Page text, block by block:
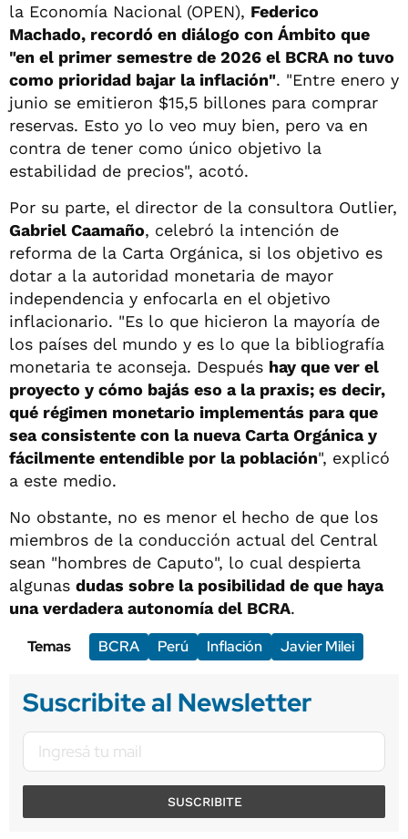
la Economía Nacional (OPEN), Federico
Machado, recordó en diálogo con Ámbito que
"en el primer semestre de 2026 el BCRA no tuvo
como prioridad bajar la inflación". "Entre enero y
junio se emitieron $15,5 billones para comprar
reservas. Esto yo lo veo muy bien, pero va en
contra de tener como único objetivo la
estabilidad de precios", acotó.
Por su parte, el director de la consultora Outlier,
Gabriel Caamaño, celebró la intención de
reforma de la Carta Orgánica, si los objetivo es
dotar a la autoridad monetaria de mayor
independencia y enfocarla en el objetivo
inflacionario. "Es lo que hicieron la mayoría de
los países del mundo y es lo que la bibliografía
monetaria te aconseja. Después hay que ver el
proyecto y cómo bajás eso a la praxis; es decir,
qué régimen monetario implementás para que
sea consistente con la nueva Carta Orgánica y
fácilmente entendible por la población", explicó
a este medio.
No obstante, no es menor el hecho de que los
miembros de la conducción actual del Central
sean "hombres de Caputo", lo cual despierta
algunas dudas sobre la posibilidad de que haya
una verdadera autonomía del BCRA.
Temas
BCRA Perú Inflación Javier Milei
Suscribite al Newsletter
SUSCRIBITE